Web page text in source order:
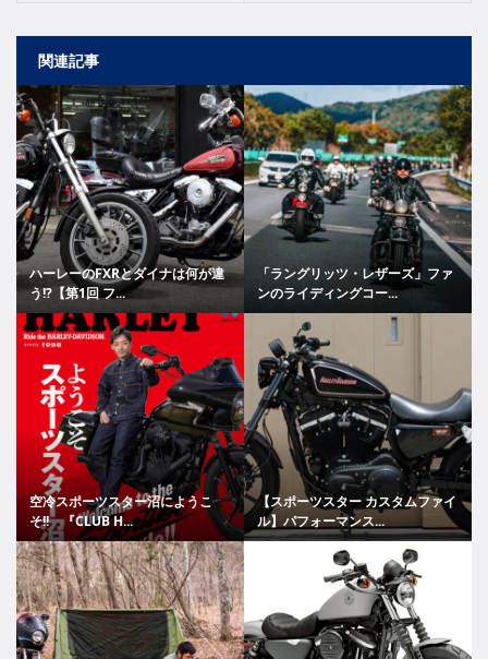
関連記事
ハーレーのFXRとダイナは何が違
う!?【第1回 フ...
「ラングリッツ・レザーズ」ファ
ンのライディングコー...
空冷スポーツスター沼にようこ
そ!! 『CLUB H...
【スポーツスター カスタムファイ
ル】パフォーマンス...